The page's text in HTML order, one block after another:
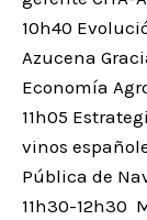
10h40
Azucena
Economía
11h05
vinos
Pública de
11h30-12h30